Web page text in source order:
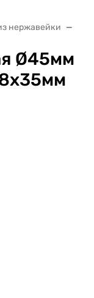
нержавейки
Ø45мм